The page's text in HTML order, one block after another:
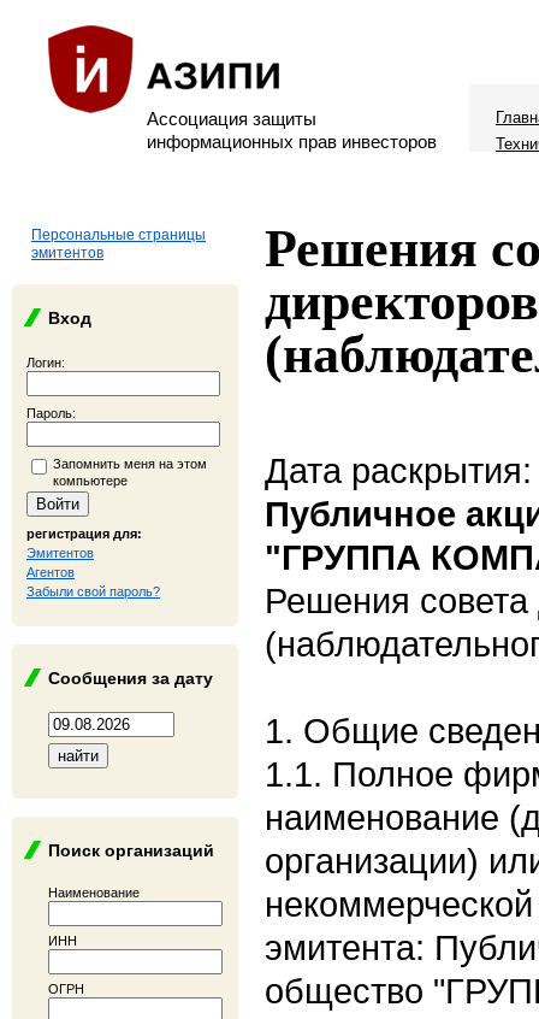
Ассоциация защиты
информационных прав инвесторов
Персональные страницы
эмитентов
Вход
Логин:
Пароль:
Запомнить меня на этом
компьютере
регистрация для:
Эмитентов
Агентов
Забыли свой пароль?
Сообщения за дату
Поиск организаций
Наименование
ИНН
ОГРН
Решения
директоров
Дата
Публичное
"ГРУППА
Решения совета
1. Общие
1.1. Полное
наименование
организации)
эмитента:
общество